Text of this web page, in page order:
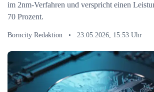
im 2nm-Verfahren und verspricht einen
70 Prozent.
Borncity Redaktion • 23.05.2026, 15:53 Uhr